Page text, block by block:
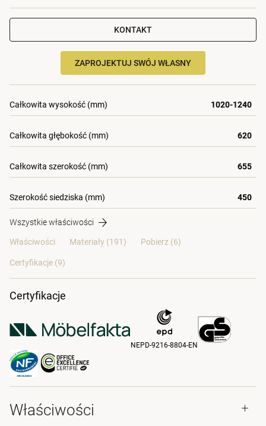
KONTAKT
ZAPROJEKTUJ SWÓJ WŁASNY
Całkowita wysokość (mm) 1020-1240
Całkowita głębokość (mm) 620
Całkowita szerokość (mm) 655
Szerokość siedziska (mm) 450
Wszystkie właściwości
Właściwości Materiały (191) Pobierz (6)
Certyfikacje (9)
Certyfikacje
NEPD-9216-8804-EN
Właściwości